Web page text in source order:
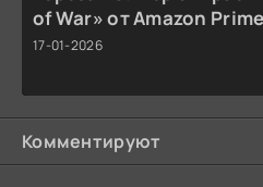
of War» от Amazon
17-01-2026
Комментируют